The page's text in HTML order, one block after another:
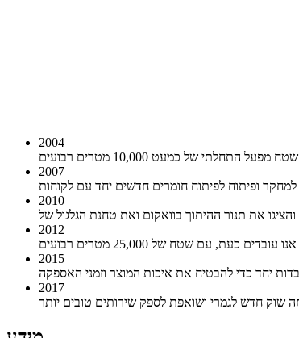
2004
2007
2010
2012
2015
2017